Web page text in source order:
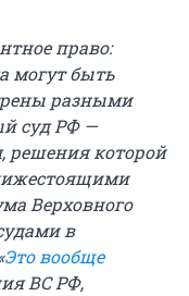
право:
могут быть
разными
суд РФ —
решения которой
Верховного
в
Это вообще
ВС РФ,